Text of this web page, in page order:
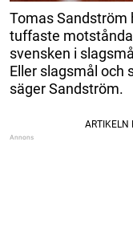
Tomas Sandström
tuffaste
svensken i
Eller slagsmål och
säger Sandström.